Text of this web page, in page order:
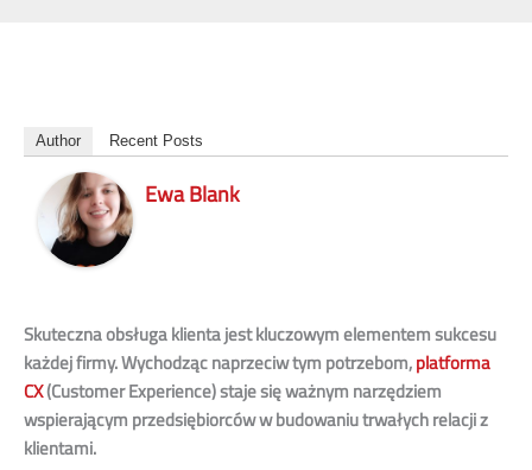
Author Recent Posts
Ewa Blank
Skuteczna obsługa klienta jest kluczowym elementem sukcesu
każdej firmy. Wychodząc naprzeciw tym potrzebom,platforma
CX(Customer Experience) staje się ważnym narzędziem
wspierającym przedsiębiorców w budowaniu trwałych relacji z
klientami.